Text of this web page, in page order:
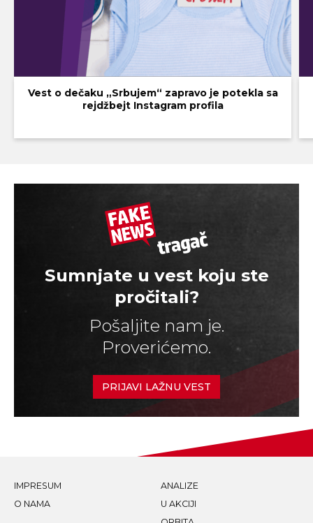
Vest o dečaku „Srbujem“ zapravo je potekla sa
rejdžbejt Instagram profila
Sumnjate u vest koju ste
pročitali?
Pošaljite nam je.
Proverićemo.
PRIJAVI LAŽNU VEST
IMPRESUM
O NAMA
ANALIZE
U AKCIJI